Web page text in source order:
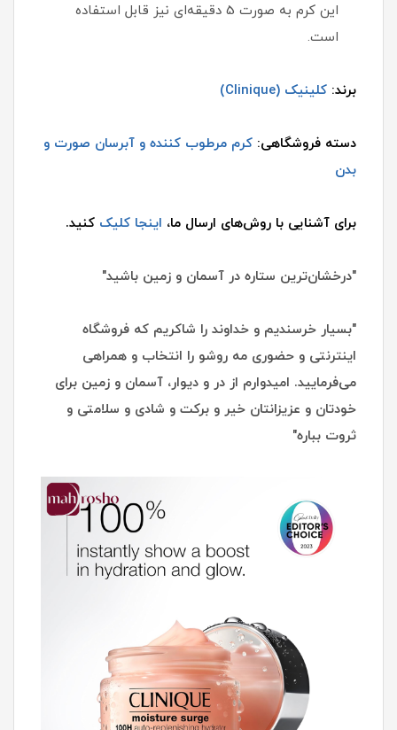
این کرم به صورت 5 دقیقه‌ای نیز قابل استفاده
است.
برند: کلینیک (Clinique)
دسته فروشگاهی: کرم مرطوب کننده و آبرسان صورت و
بدن
برای آشنایی با روش‌های ارسال ما، اینجا کلیک کنید.
"درخشان‌ترین ستاره در آسمان و زمین باشید"
"بسیار خرسندیم و خداوند را شاکریم که فروشگاه
اینترنتی و حضوری مه روشو را انتخاب و همراهی
می‌فرمایید. امیدوارم از در و دیوار، آسمان و زمین برای
خودتان و عزیزانتان خیر و برکت و شادی و سلامتی و
ثروت بباره"